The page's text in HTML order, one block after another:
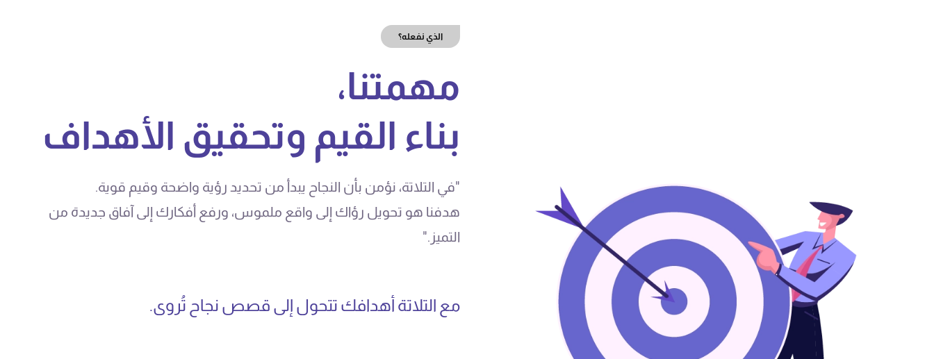
الذي نفعله؟
مهمتنا،
بناء القيم وتحقيق الأهداف
"في التلاتة، نؤمن بأن النجاح يبدأ من تحديد رؤية واضحة وقيم قوية.
هدفنا هو تحويل رؤاك إلى واقع ملموس، ورفع أفكارك إلى آفاق جديدة من
التميز."
مع التلاتة أهدافك تتحول إلى قصص نجاح تُروى.